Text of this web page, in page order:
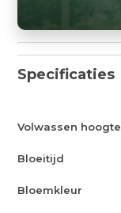
Specificaties
Volwassen hoogte
Bloeitijd
Bloemkleur